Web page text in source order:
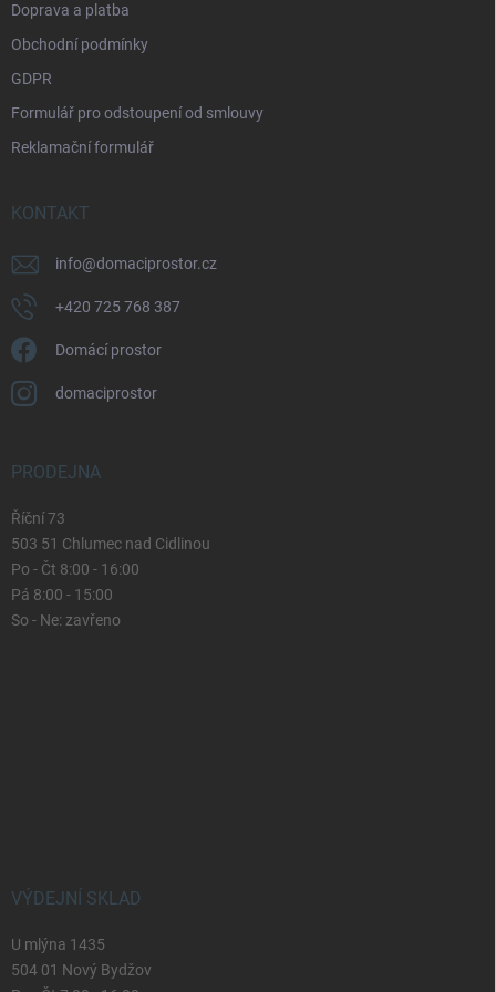
Doprava a platba
Obchodní podmínky
GDPR
Formulář pro odstoupení od smlouvy
Reklamační formulář
KONTAKT
info@domaciprostor.cz
+420 725 768 387
Domácí prostor
domaciprostor
PRODEJNA
Říční 73
503 51 Chlumec nad Cidlinou
Po - Čt 8:00 - 16:00
Pá 8:00 - 15:00
So - Ne: zavřeno
VÝDEJNÍ SKLAD
U mlýna 1435
504 01 Nový Bydžov